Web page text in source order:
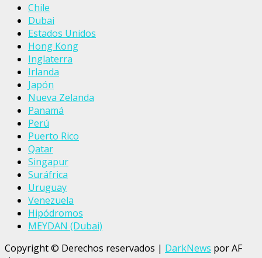
Chile
Dubai
Estados Unidos
Hong Kong
Inglaterra
Irlanda
Japón
Nueva Zelanda
Panamá
Perú
Puerto Rico
Qatar
Singapur
Suráfrica
Uruguay
Venezuela
Hipódromos
MEYDAN (Dubai)
Copyright © Derechos reservados | DarkNews por AF